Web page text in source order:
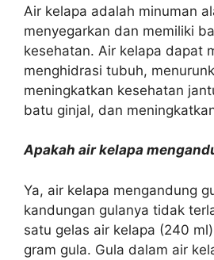
Air kelapa adalah minuman
menyegarkan dan memiliki
kesehatan. Air kelapa dapat
menghidrasi tubuh,
meningkatkan kesehatan
batu ginjal, dan
Apakah air kelapa
Ya, air kelapa mengandung
kandungan gulanya tidak
satu gelas air kelapa (240
gram gula. Gula dalam air